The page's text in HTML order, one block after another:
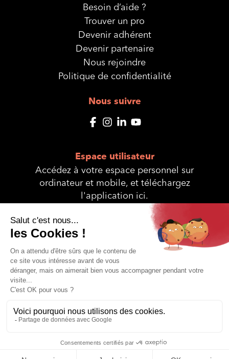
Besoin d’aide ?
Trouver un pro
Devenir adhérent
Devenir partenaire
Nous rejoindre
Politique de confidentialité
Nous suivre
Espace utilisateur
Accédez à votre espace personnel sur
ordinateur et mobile, et téléchargez
l'application ici.
propulsé avec♥parHybride Conseil
Conditions générales de ventes